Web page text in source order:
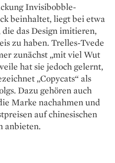
Invisibobble-
beinhaltet, liegt bei etwa
das Design imitieren,
zu haben. Trelles-Tvede
zunächst „mit viel Wut
hat sie jedoch gelernt,
„Copycats“ als
Dazu gehören auch
Marke nachahmen und
auf chinesischen
anbieten.